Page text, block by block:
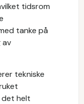
tidsrom
tanke på
av
tekniske
det helt